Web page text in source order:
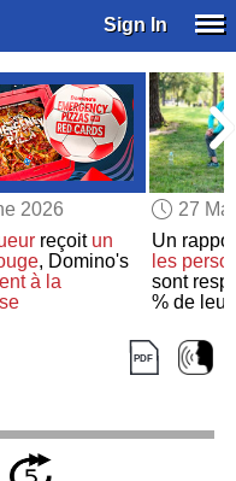
Sign In
2026
reçoit un
, Domino's
à la
27
Un
les
sont
% de